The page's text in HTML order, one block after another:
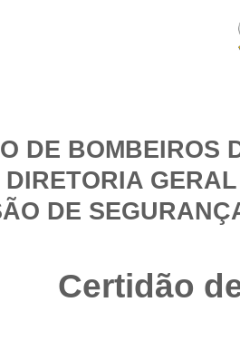
DE BOMBEIROS
DIRETORIA
DE
Certidão